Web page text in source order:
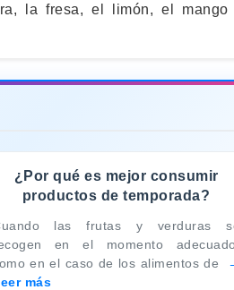
la fresa, el limón, el mango
¿Por qué es mejor consumir
productos de temporada?
las frutas y verduras
en el momento
en el caso de los alimentos de
más